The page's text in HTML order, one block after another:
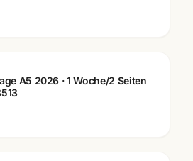
A5 2026 · 1 Woche/2 Seiten